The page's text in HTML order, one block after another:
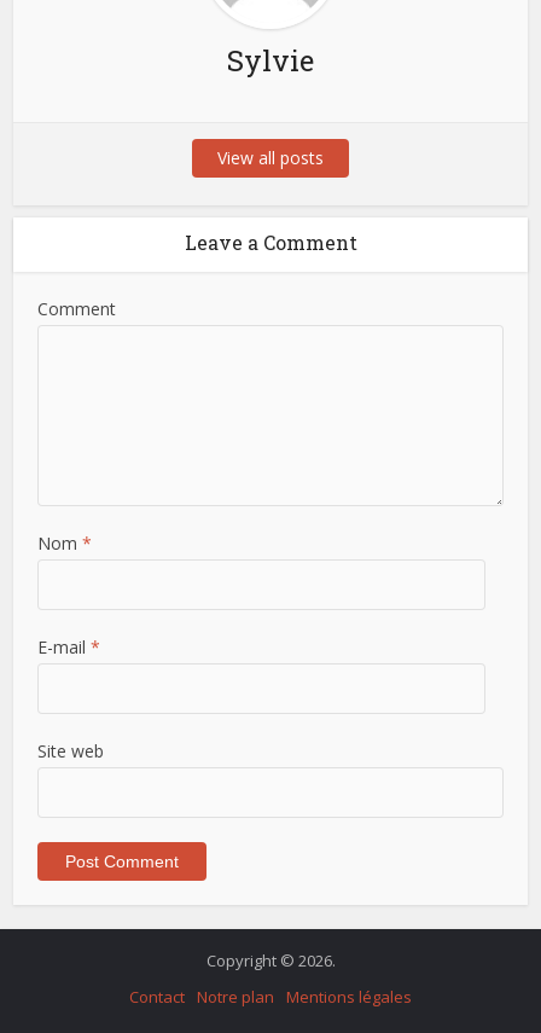
Sylvie
View all posts
Leave a Comment
Comment
Nom*
E-mail*
Site web
Copyright © 2026.
Contact
Notre plan Mentions légales